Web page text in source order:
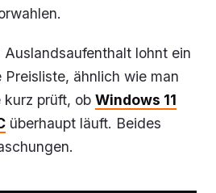
Auslandsaufenthalt lohnt ein
ähnlich wie man
prüft, ob Windows 11
überhaupt läuft. Beides